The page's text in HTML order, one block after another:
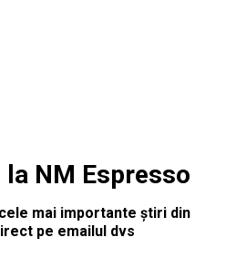
NM Espresso
mai importante știri din
pe emailul dvs